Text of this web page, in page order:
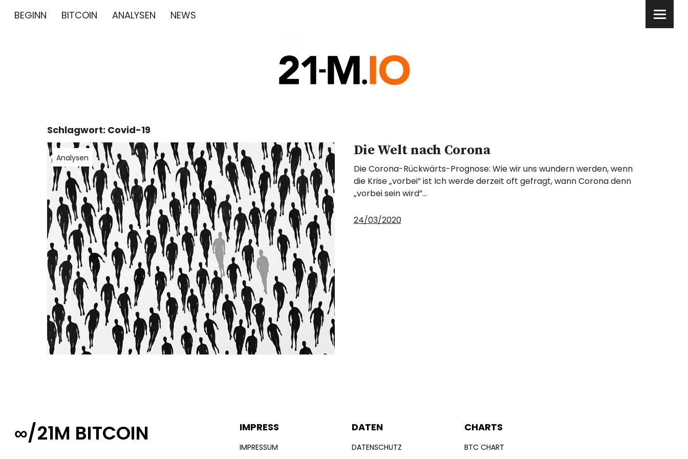
BEGINN BITCOIN ANALYSEN NEWS
∞/21M BITCOIN
Schlagwort: Covid-19
Analysen Die Welt nach Corona
Die Corona-Rückwärts-Prognose: Wie wir uns wundern werden, wenn
die Krise „vorbei” ist Ich werde derzeit oft gefragt, wann Corona denn
„vorbei sein wird”…
24/03/2020
∞/21M BITCOIN IMPRESS
IMPRESSUM
DATEN
DATENSCHUTZ
CHARTS
BTC CHART